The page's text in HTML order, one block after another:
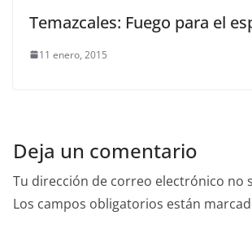
Temazcales: Fuego para el
11 enero, 2015
Deja un comentario
Tu dirección de correo electrónico no
Los campos obligatorios están